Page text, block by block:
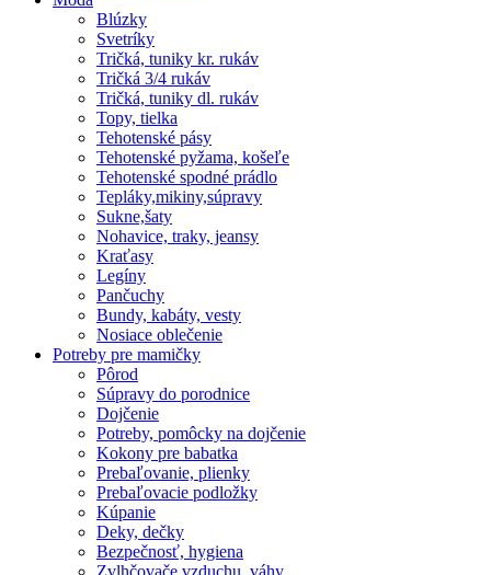
Blúzky
Svetríky
Tričká, tuniky kr. rukáv
Tričká 3/4 rukáv
Tričká, tuniky dl. rukáv
Topy, tielka
Tehotenské pásy
Tehotenské pyžama, košeľe
Tehotenské spodné prádlo
Tepláky,mikiny,súpravy
Sukne,šaty
Nohavice, traky, jeansy
Kraťasy
Legíny
Pančuchy
Bundy, kabáty, vesty
Nosiace oblečenie
Potreby pre mamičky
Pôrod
Súpravy do porodnice
Dojčenie
Potreby, pomôcky na dojčenie
Kokony pre babatka
Prebaľovanie, plienky
Prebaľovacie podložky
Kúpanie
Deky, dečky
Bezpečnosť, hygiena
Zvlhčovače vzduchu, váhy